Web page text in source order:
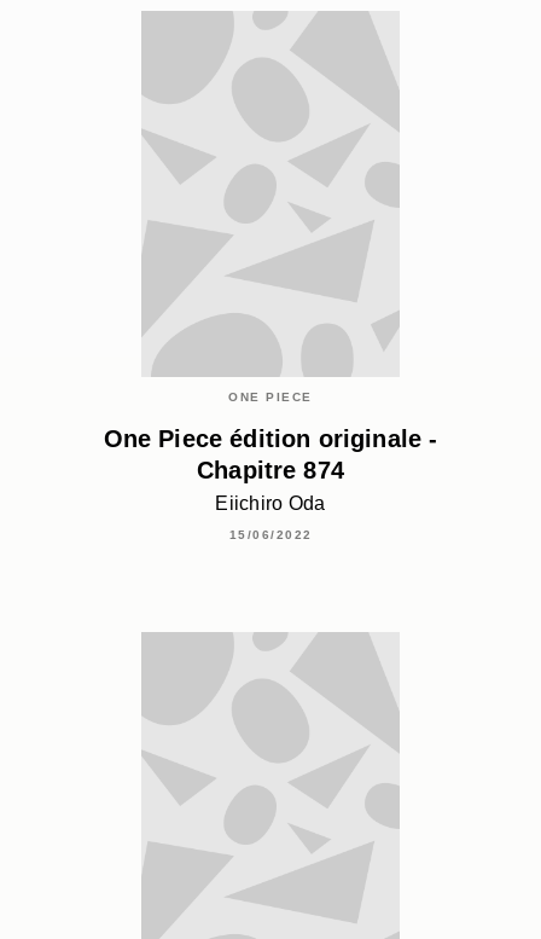
ONE PIECE
One Piece édition originale -
Chapitre 874
Eiichiro Oda
15/06/2022